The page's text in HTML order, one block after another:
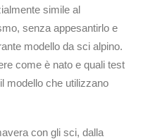
simile al
senza appesantirlo e
modello da sci alpino.
come è nato e quali test
modello che utilizzano
con gli sci, dalla